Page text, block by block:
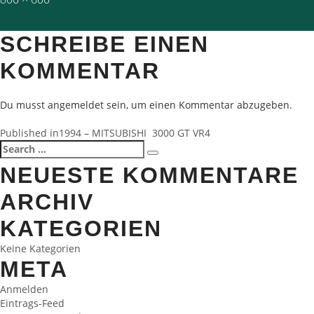
SCHREIBE EINEN
KOMMENTAR
Du musst angemeldet sein, um einen Kommentar abzugeben.
BEITRAGSNAVIGATION
Published in1994 – MITSUBISHI 3000 GT VR4
Search
for:
Search
NEUESTE KOMMENTARE
ARCHIV
KATEGORIEN
Keine Kategorien
META
Anmelden
Eintrags-Feed